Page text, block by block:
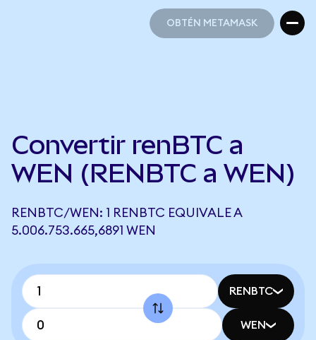
OBTÉN METAMASK
Convertir renBTC a
WEN (RENBTC a WEN)
RENBTC/WEN: 1 RENBTC EQUIVALE A
5.006.753.665,6891 WEN
RENBTC
WEN